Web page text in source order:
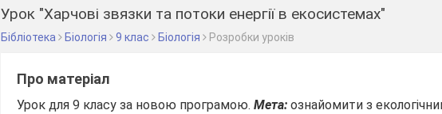
Урок "Харчові звязки та потоки енергії в екосистемах"
Бібліотека Біологія 9 клас Біологія Розробки уроків
Про матеріал
Урок для 9 класу за новою програмою.Мета: ознайомити з